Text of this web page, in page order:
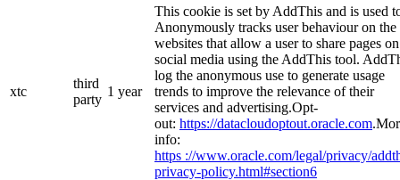
xtc
third
party
1 year
This cookie is set by AddThis and is used
Anonymously tracks user behaviour on the
websites that allow a user to share pages on
social media using the AddThis tool.
log the anonymous use to generate usage
trends to improve the relevance of their
services and advertising.Opt-
out: https://datacloudoptout.oracle.com
info:
https ://www.oracle.com/legal/privacy/
privacy-policy.html#section6